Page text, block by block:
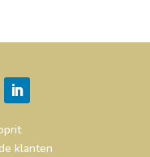
klanten